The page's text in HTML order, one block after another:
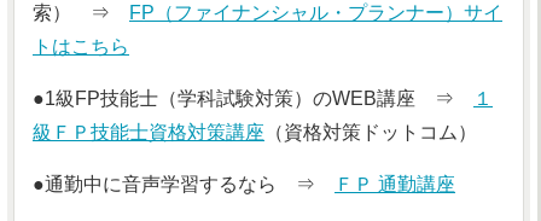
索） ⇒
FP（ファイナンシャル・プランナー）サイ
トはこちら
●1級FP技能士（学科試験対策）のWEB講座 ⇒
１
級ＦＰ技能士資格対策講座 （資格対策ドットコム）
●通勤中に音声学習するなら ⇒ ＦＰ 通勤講座